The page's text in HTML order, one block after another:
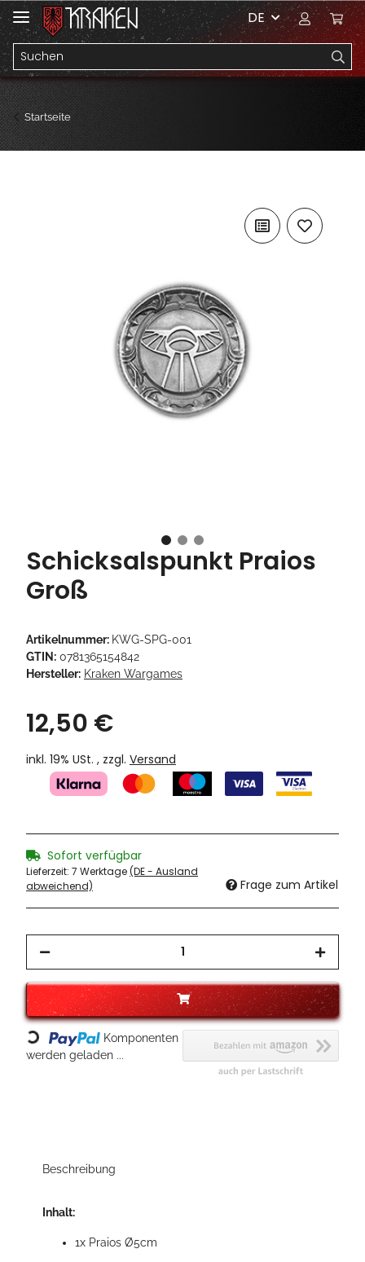
DE
Startseite
Schicksalspunkt Praios
Groß
Artikelnummer: KWG-SPG-001
GTIN: 0781365154842
Hersteller: Kraken Wargames
12,50 €
inkl. 19% USt. , zzgl. Versand
Sofort verfügbar
Lieferzeit: 7 Werktage(DE - Ausland
abweichend)
Frage zum Artikel
Loading...
Komponenten
werden geladen ...
Beschreibung
Inhalt:
1x Praios Ø5cm